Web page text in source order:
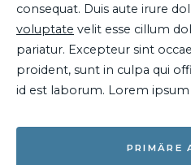
consequat. Duis aute irure
voluptate velit esse cillum
pariatur. Excepteur sint
proident, sunt in culpa qui
id est laborum. Lorem
PRIMÄRE